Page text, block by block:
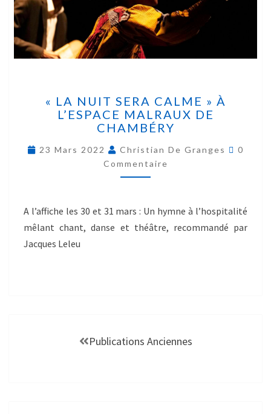
« LA NUIT SERA CALME » À
L’ESPACE MALRAUX DE
CHAMBÉRY
23 Mars 2022 Christian De Granges
0
Commentaire
A l’affiche les 30 et 31 mars : Un hymne à l’hospitalité
mêlant chant, danse et théâtre, recommandé par
Jacques Leleu
Publications Anciennes